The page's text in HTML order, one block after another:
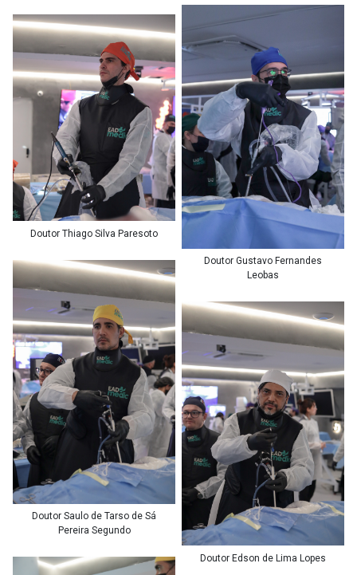
Doutor Gustavo Fernandes
Leobas
Doutor Thiago Silva Paresoto
Doutor Saulo de Tarso de Sá
Pereira Segundo
Doutor Edson de Lima Lopes